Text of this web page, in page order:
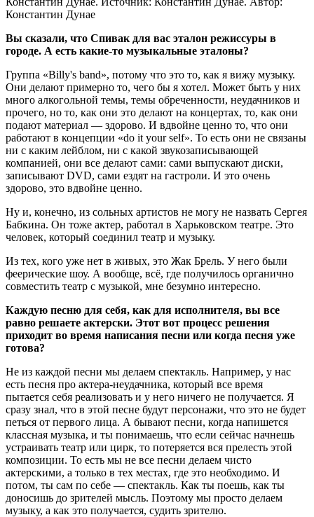
Константин Дунае
Вы сказали, что Спивак для вас эталон режиссуры в
городе. А есть какие-то музыкальные эталоны?
Группа «Billy's band», потому что это то, как я вижу музыку.
Они делают примерно то, чего бы я хотел. Может быть у них
много алкогольной темы, темы обреченности, неудачников и
прочего, но то, как они это делают на концертах, то, как они
подают материал — здорово. И вдвойне ценно то, что они
работают в концепции «do it your self». То есть они не связаны
ни с каким лейблом, ни с какой звукозаписывающей
компанией, они все делают сами: сами выпускают диски,
записывают DVD, сами ездят на гастроли. И это очень
здорово, это вдвойне ценно.
Ну и, конечно, из сольных артистов не могу не назвать Сергея
Бабкина. Он тоже актер, работал в Харьковском театре. Это
человек, который соединил театр и музыку.
Из тех, кого уже нет в живых, это Жак Брель. У него были
феерические шоу. А вообще, всё, где получилось органично
совместить театр с музыкой, мне безумно интересно.
Каждую песню для себя, как для исполнителя, вы все
равно решаете актерски. Этот вот процесс решения
приходит во время написания песни или когда песня уже
готова?
Не из каждой песни мы делаем спектакль. Например, у нас
есть песня про актера-неудачника, который все время
пытается себя реализовать и у него ничего не получается. Я
сразу знал, что в этой песне будут персонажи, что это не будет
петься от первого лица. А бывают песни, когда напишется
классная музыка, и ты понимаешь, что если сейчас начнешь
устраивать театр или цирк, то потеряется вся прелесть этой
композиции. То есть мы не все песни делаем чисто
актерскими, а только в тех местах, где это необходимо. И
потом, ты сам по себе — спектакль. Как ты поешь, как ты
доносишь до зрителей мысль. Поэтому мы просто делаем
музыку, а как это получается, судить зрителю.